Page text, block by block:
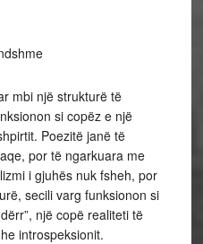
mbi një strukturë të
si copëz e një
Poezitë janë të
por të ngarkuara me
i gjuhës nuk fsheh, por
secili varg funksionon si
një copë realiteti të
introspeksionit.